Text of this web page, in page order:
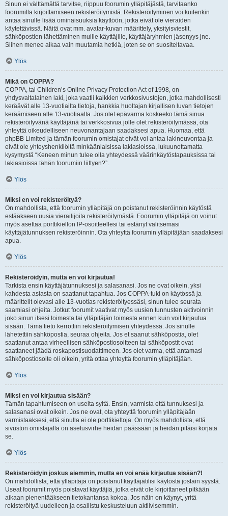
Sinun ei välttämättä tarvitse, riippuu foorumin ylläpitäjästä, tarvitaanko
foorumilla kirjoittamiseen rekisteröitymistä. Rekisteröityminen voi kuitenkin
antaa sinulle lisää ominaisuuksia käyttöön, jotka eivät ole vieraiden
käytettävissä. Näitä ovat mm. avatar-kuvan määrittely, yksityisviestit,
sähköpostien lähettäminen muille käyttäjille, käyttäjäryhmien jäsenyys jne.
Siihen menee aikaa vain muutamia hetkiä, joten se on suositeltavaa.
Ylös
Mikä on COPPA?
COPPA, tai Children’s Online Privacy Protection Act of 1998, on
yhdysvaltalainen laki, joka vaatii kaikkien verkkosivustojen, jotka mahdollisesti
keräävät alle 13-vuotiailta tietoja, hankkia huoltajan kirjallisen luvan tietojen
keräämiseen alle 13-vuotiaalta. Jos olet epävarma koskeeko tämä sinua
rekisteröityvänä käyttäjänä tai verkkosivua jolle olet rekisteröitymässä, ota
yhteyttä oikeudelliseen neuvonantajaan saadaksesi apua. Huomaa, että
phpBB Limited ja tämän foorumin omistajat eivät voi antaa lakineuvontaa ja
eivät ole yhteyshenkilöitä minkäänlaisissa lakiasioissa, lukuunottamatta
kysymystä “Keneen minun tulee olla yhteydessä väärinkäytöstapauksissa tai
lakiasioissa tähän foorumiin liittyen?”.
Ylös
Miksi en voi rekisteröityä?
On mahdollista, että foorumin ylläpitäjä on poistanut rekisteröinnin käytöstä
estääkseen uusia vierailijoita rekisteröitymästä. Foorumin ylläpitäjä on voinut
myös asettaa porttikiellon IP-osoitteellesi tai estänyt valitsemasi
käyttäjätunnuksen rekisteröinnin. Ota yhteyttä foorumin ylläpitäjään saadaksesi
apua.
Ylös
Rekisteröidyin, mutta en voi kirjautua!
Tarkista ensin käyttäjätunnuksesi ja salasanasi. Jos ne ovat oikein, yksi
kahdesta asiasta on saattanut tapahtua. Jos COPPA-tuki on käytössä ja
määrittelit olevasi alle 13-vuotias rekisteröityessäsi, sinun tulee seurata
saamiasi ohjeita. Jotkut foorumit vaativat myös uusien tunnusten aktivoinnin
joko sinun itsesi toimesta tai ylläpitäjän toimesta ennen kuin voit kirjautua
sisään. Tämä tieto kerrottiin rekisteröitymisen yhteydessä. Jos sinulle
lähetettiin sähköpostia, seuraa ohjeita. Jos et saanut sähköpostia, olet
saattanut antaa virheellisen sähköpostiosoitteen tai sähköpostit ovat
saattaneet jäädä roskapostisuodattimeen. Jos olet varma, että antamasi
sähköpostiosoite oli oikein, yritä ottaa yhteyttä foorumin ylläpitäjään.
Ylös
Miksi en voi kirjautua sisään?
Tämän tapahtumiseen on useita syitä. Ensin, varmista että tunnuksesi ja
salasanasi ovat oikein. Jos ne ovat, ota yhteyttä foorumin ylläpitäjään
varmistaaksesi, että sinulla ei ole porttikieltoja. On myös mahdollista, että
sivuston omistajalla on asetusvirhe heidän päässään ja heidän pitäisi korjata
se.
Ylös
Rekisteröidyin joskus aiemmin, mutta en voi enää kirjautua sisään?!
On mahdollista, että ylläpitäjä on poistanut käyttäjätilisi käytöstä jostain syystä.
Useat foorumit myös poistavat käyttäjiä, jotka eivät ole kirjoittaneet pitkään
aikaan pienentääkseen tietokantansa kokoa. Jos näin on käynyt, yritä
rekisteröityä uudelleen ja osallistu keskusteluun aktiivisemmin.